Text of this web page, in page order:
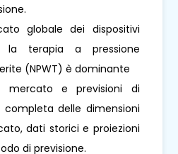
globale dei dispositivi
la terapia a pressione
(NPWT) è dominante
mercato e previsioni di
completa delle dimensioni
dati storici e proiezioni
di previsione.